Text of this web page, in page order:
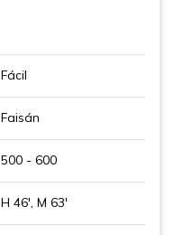
Fácil
Faisán
500 - 600
H 46', M 63'